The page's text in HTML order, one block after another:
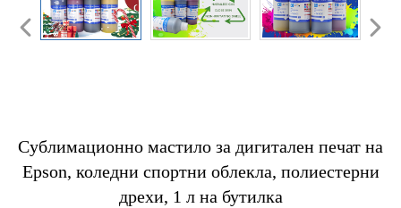
Сублимационно мастило за дигитален печат на
Epson, коледни спортни облекла, полиестерни
дрехи, 1 л на бутилка